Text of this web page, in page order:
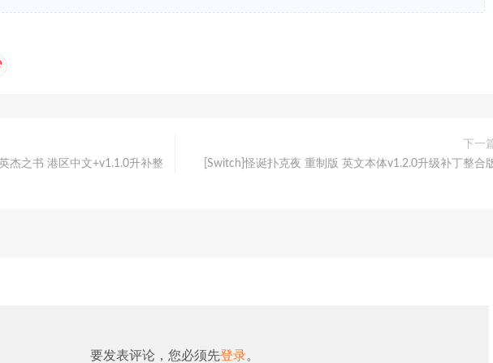
杰之书 港区中文+v1.1.0升补整
下一
[Switch]怪诞扑克夜 重制版 英文本体v1.2.0升级补丁整合
要发表评论，您必须先登录。